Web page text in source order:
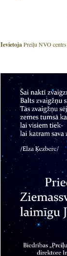
IevietojaPreiļu NVO